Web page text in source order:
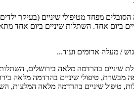
מפחד מטיפולי שיניים (בעיקר
ביום אחד. השתלות שיניים ביום אחד
/ מעלה אדומים ועוד...
שיניים בהרדמה מלאה בירושלים,
מבשרת, טיפולי שיניים בהרדמה מלאה
טיפול שיניים בהרדמה מלאה